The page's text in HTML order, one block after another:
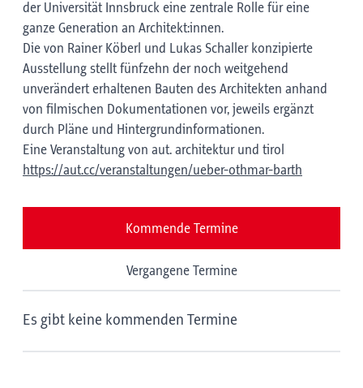
der Universität Innsbruck eine zentrale Rolle für eine
ganze Generation an Architekt:innen.
Die von Rainer Köberl und Lukas Schaller konzipierte
Ausstellung stellt fünfzehn der noch weitgehend
unverändert erhaltenen Bauten des Architekten anhand
von filmischen Dokumentationen vor, jeweils ergänzt
durch Pläne und Hintergrundinformationen.
Eine Veranstaltung von aut. architektur und tirol
https://aut.cc/veranstaltungen/ueber-othmar-barth
Kommende Termine
Vergangene Termine
Es gibt keine kommenden Termine